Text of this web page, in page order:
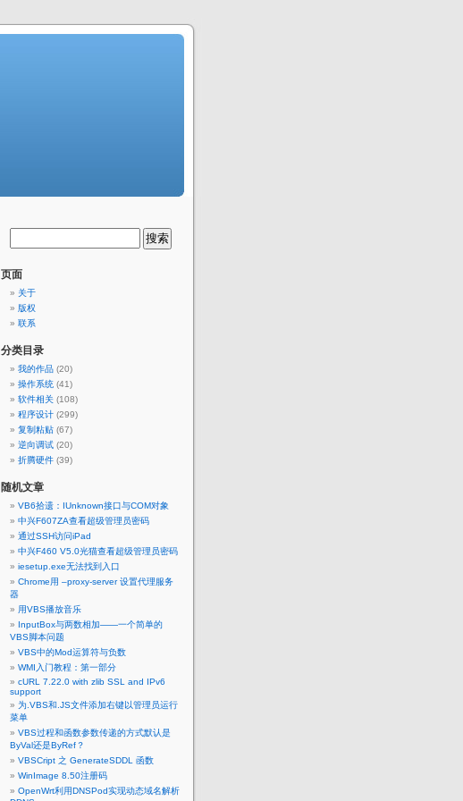
页面
关于
版权
联系
分类目录
我的作品 (20)
操作系统 (41)
软件相关 (108)
程序设计 (299)
复制粘贴 (67)
逆向调试 (20)
折腾硬件 (39)
随机文章
VB6拾遗：IUnknown接口与COM对象
中兴F607ZA查看超级管理员密码
通过SSH访问iPad
中兴F460 V5.0光猫查看超级管理员密码
iesetup.exe无法找到入口
Chrome用 –proxy-server 设置代理服务
器
用VBS播放音乐
InputBox与两数相加——一个简单的
VBS脚本问题
VBS中的Mod运算符与负数
WMI入门教程：第一部分
cURL 7.22.0 with zlib SSL and IPv6
support
为.VBS和.JS文件添加右键以管理员运行
菜单
VBS过程和函数参数传递的方式默认是
ByVal还是ByRef？
VBSCript 之 GenerateSDDL 函数
WinImage 8.50注册码
OpenWrt利用DNSPod实现动态域名解析